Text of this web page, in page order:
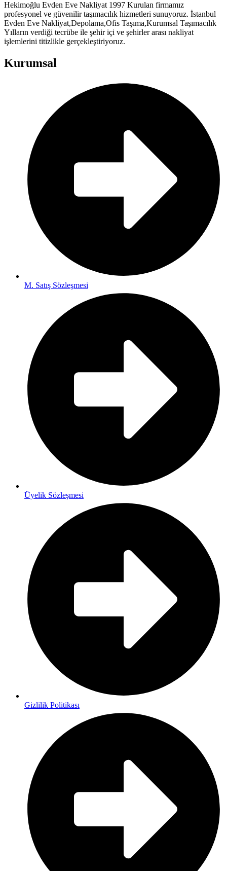
Hekimoğlu Evden Eve Nakliyat 1997 Kurulan firmamız
profesyonel ve güvenilir taşımacılık hizmetleri sunuyoruz. İstanbul
Evden Eve Nakliyat,Depolama,Ofis Taşıma,Kurumsal Taşımacılık
Yılların verdiği tecrübe ile şehir içi ve şehirler arası nakliyat
işlemlerini titizlikle gerçekleştiriyoruz.
Kurumsal
M. Satış Sözleşmesi
Üyelik Sözleşmesi
Gizlilik Politikası